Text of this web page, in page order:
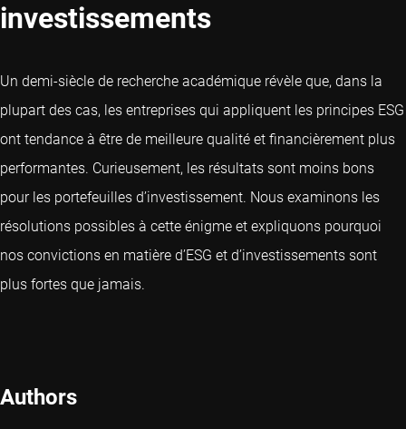
investissements
Un demi-siècle de recherche académique révèle que, dans la
plupart des cas, les entreprises qui appliquent les principes ESG
ont tendance à être de meilleure qualité et financièrement plus
performantes. Curieusement, les résultats sont moins bons
pour les portefeuilles d’investissement. Nous examinons les
résolutions possibles à cette énigme et expliquons pourquoi
nos convictions en matière d’ESG et d’investissements sont
plus fortes que jamais.
Authors